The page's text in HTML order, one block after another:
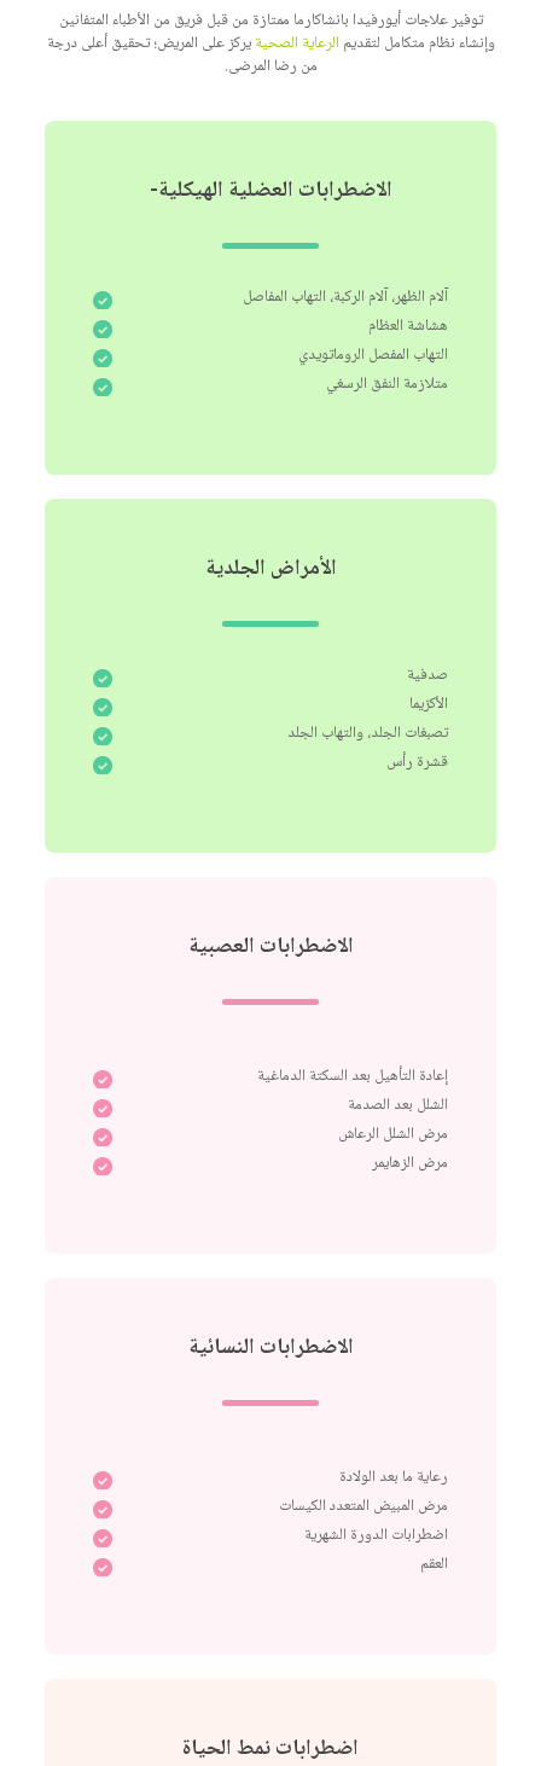
توفير علاجات أيورفيدا بانشاكارما ممتازة من قبل فريق من الأطباء المتفانين
وإنشاء نظام متكامل لتقديمالرعاية الصحيةيركز على المريض؛ تحقيق أعلى درجة
من رضا المرضى.
الاضطرابات العضلية الهيكلية-
آلام الظهر، آلام الركبة، التهاب المفاصل
هشاشة العظام
التهاب المفصل الروماتويدي
متلازمة النفق الرسغي
الأمراض الجلدية
صدفية
الأكزيما
تصبغات الجلد، والتهاب الجلد
قشرة رأس
الاضطرابات العصبية
إعادة التأهيل بعد السكتة الدماغية
الشلل بعد الصدمة
مرض الشلل الرعاش
مرض الزهايمر
الاضطرابات النسائية
رعاية ما بعد الولادة
مرض المبيض المتعدد الكيسات
اضطرابات الدورة الشهرية
العقم
اضطرابات نمط الحياة